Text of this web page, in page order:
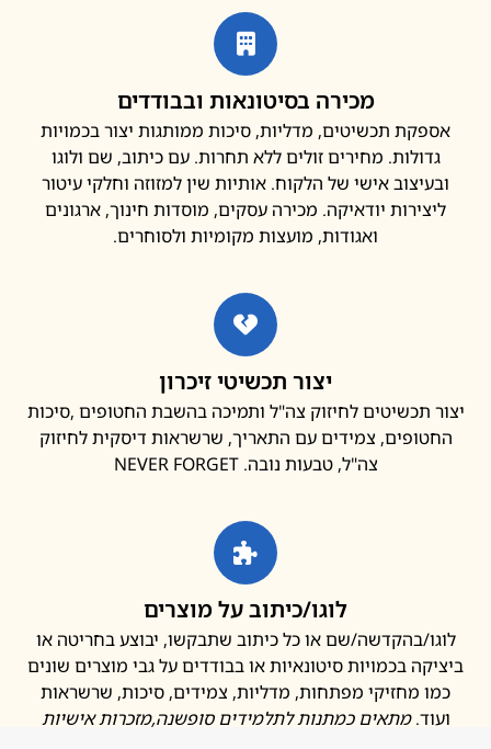
מכירה בסיטונאות ובבודדים
תכשיטים, מדליות, סיכות ממותגות יצור בכמויות
מחירים זולים ללא תחרות. עם כיתוב, שם ולוגו
אישי של הלקוח. אותיות שין למזוזה וחלקי עיטור
יודאיקה. מכירה עסקים, מוסדות חינוך, ארגונים
ואגודות, מועצות מקומיות ולסוחרים.
יצור תכשיטי זיכרון
תכשיטים לחיזוק צה"ל ותמיכה בהשבת החטופים ,סיכות
צמידים עם התאריך, שרשראות דיסקית לחיזוק
צה"ל, טבעות נובה. NEVER FORGET
לוגו/כיתוב על מוצרים
בהקדשה/שם או כל כיתוב שתבקשו, יבוצע בחריטה או
בכמויות סיטונאיות או בבודדים על גבי מוצרים שונים
מחזיקי מפתחות, מדליות, צמידים, סיכות, שרשראות
מתאים כמתנות לתלמידים סופשנה,מזכרות אישיות